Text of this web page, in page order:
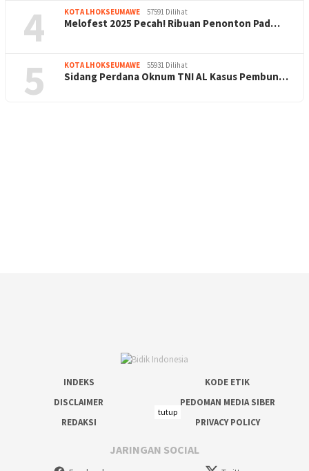
4 KOTA LHOKSEUMAWE 57591 Dilihat
Melofest 2025 Pecah! Ribuan Penonton Pad…
5 KOTA LHOKSEUMAWE 55931 Dilihat
Sidang Perdana Oknum TNI AL Kasus Pembun…
INDEKS
KODE ETIK
DISCLAIMER
PEDOMAN MEDIA SIBER
REDAKSI
PRIVACY POLICY
JARINGAN SOCIAL
tutup